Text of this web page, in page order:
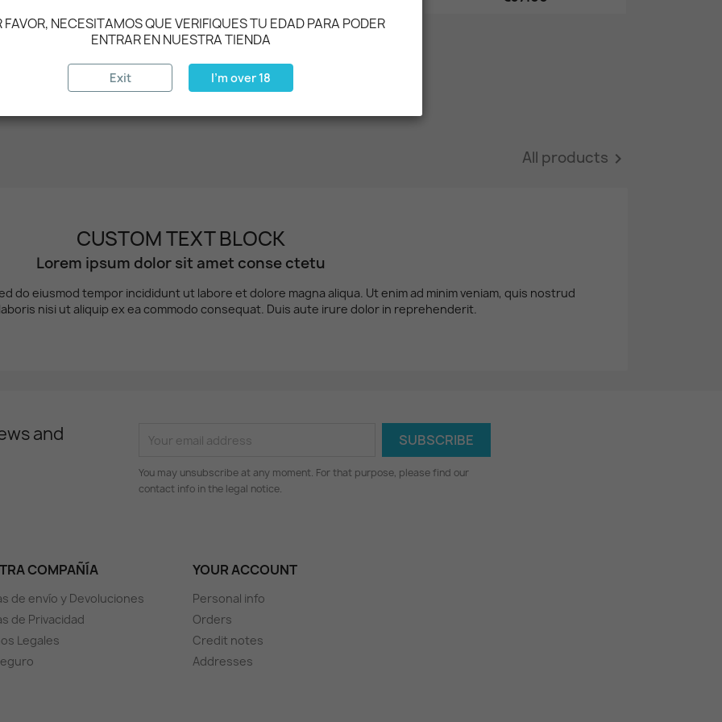
All products 
CUSTOM TEXT BLOCK
Lorem ipsum dolor sit amet conse ctetu
do eiusmod tempor incididunt ut labore et dolore magna aliqua. Ut enim ad minim veniam, quis nostrud
nisi ut aliquip ex ea commodo consequat. Duis aute irure dolor in reprehenderit.
and
You may unsubscribe at any moment. For that purpose, please find our
contact info in the legal notice.
COMPAÑÍA
de envío y Devoluciones
de Privacidad
Legales
YOUR ACCOUNT
Personal info
Orders
Credit notes
Addresses
FAVOR, NECESITAMOS QUE VERIFIQUES TU EDAD PARA PODER
ENTRAR EN NUESTRA TIENDA
Exit I'm over 18